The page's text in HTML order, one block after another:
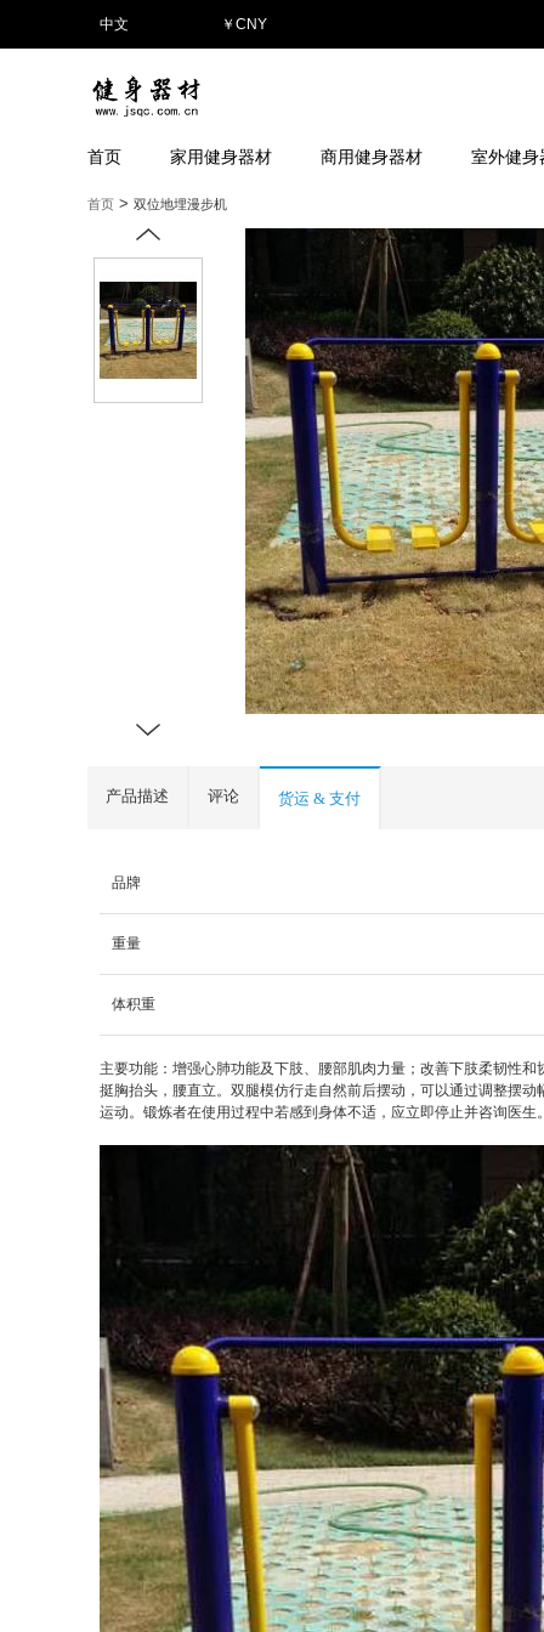
中文 ￥ CNY
首页 家用健身器材 商用健身器材 室外健身
首页 > 双位地埋漫步机
产品描述 评论 货运 & 支付
品牌
重量
体积重
主要功能：增强心肺功能及下肢、腰部肌肉力量；改善下肢柔韧性
挺胸抬头，腰直立。双腿模仿行走自然前后摆动，可以通过调整摆
运动。锻炼者在使用过程中若感到身体不适，应立即停止并咨询医生